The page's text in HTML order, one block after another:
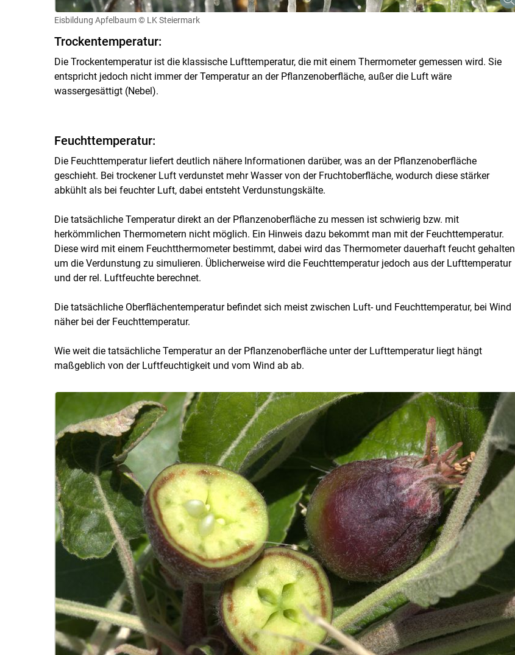
Eisbildung Apfelbaum © LK Steiermark
Trockentemperatur:
Die Trockentemperatur ist die klassische Lufttemperatur, die mit einem Thermometer gemessen wird. Sie
entspricht jedoch nicht immer der Temperatur an der Pflanzenoberfläche, außer die Luft wäre
wassergesättigt (Nebel).
Feuchttemperatur:
Die Feuchttemperatur liefert deutlich nähere Informationen darüber, was an der Pflanzenoberfläche
geschieht. Bei trockener Luft verdunstet mehr Wasser von der Fruchtoberfläche, wodurch diese stärker
abkühlt als bei feuchter Luft, dabei entsteht Verdunstungskälte.
Die tatsächliche Temperatur direkt an der Pflanzenoberfläche zu messen ist schwierig bzw. mit
herkömmlichen Thermometern nicht möglich. Ein Hinweis dazu bekommt man mit der Feuchttemperatur.
Diese wird mit einem Feuchtthermometer bestimmt, dabei wird das Thermometer dauerhaft feucht gehalten
um die Verdunstung zu simulieren. Üblicherweise wird die Feuchttemperatur jedoch aus der Lufttemperatur
und der rel. Luftfeuchte berechnet.
Die tatsächliche Oberflächentemperatur befindet sich meist zwischen Luft- und Feuchttemperatur, bei Wind
näher bei der Feuchttemperatur.
Wie weit die tatsächliche Temperatur an der Pflanzenoberfläche unter der Lufttemperatur liegt hängt
maßgeblich von der Luftfeuchtigkeit und vom Wind ab ab.